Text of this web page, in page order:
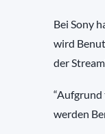
Bei Sony
wird
der
“Aufgrund
werden